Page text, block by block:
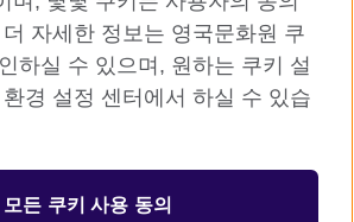
international organisation for cultural
opportunities. A registered charity:
Wales) SC037733 (Scotland)
11길 19 (정동 34-5 배재정동빌딩B동) 2층
자세한 정보는 영국문화원 쿠
하실 수 있으며, 원하는 쿠키 설
경 설정 센터에서 하실 수 있습
모든 쿠키 사용 동의